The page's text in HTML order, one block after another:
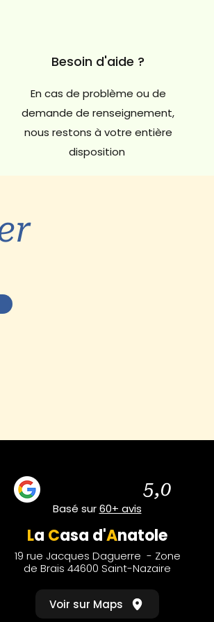
Besoin d'aide ?
En cas de problème ou de
demande de renseignement,
nous restons à votre entière
disposition
5,0
Basé sur60+ avis
La Casa d'Anatole
19 rue Jacques Daguerre - Zone
de Brais 44600 Saint-Nazaire
Voir sur Maps